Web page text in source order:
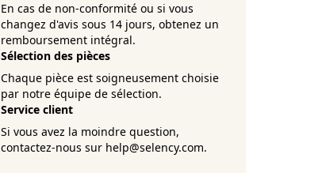
En cas de non-conformité ou si vous
changez d'avis sous 14 jours, obtenez un
remboursement intégral.
Sélection des pièces
Chaque pièce est soigneusement choisie
par notre équipe de sélection.
Service client
Si vous avez la moindre question,
contactez-nous sur help@selency.com.